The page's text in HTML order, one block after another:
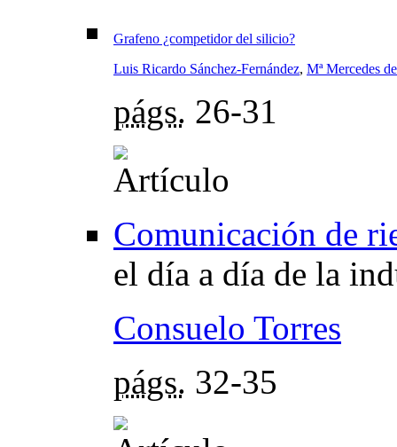
Grafeno ¿competidor del silicio?
Luis Ricardo Sánchez-Fernández, Mª Mercedes
págs. 26-31
Comunicación de
el día a día de la
Consuelo Torres
págs. 32-35